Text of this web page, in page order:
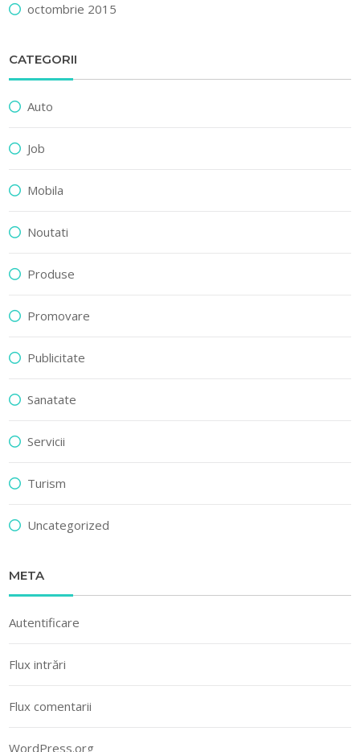
octombrie 2015
CATEGORII
Auto
Job
Mobila
Noutati
Produse
Promovare
Publicitate
Sanatate
Servicii
Turism
Uncategorized
META
Autentificare
Flux intrări
Flux comentarii
WordPress.org